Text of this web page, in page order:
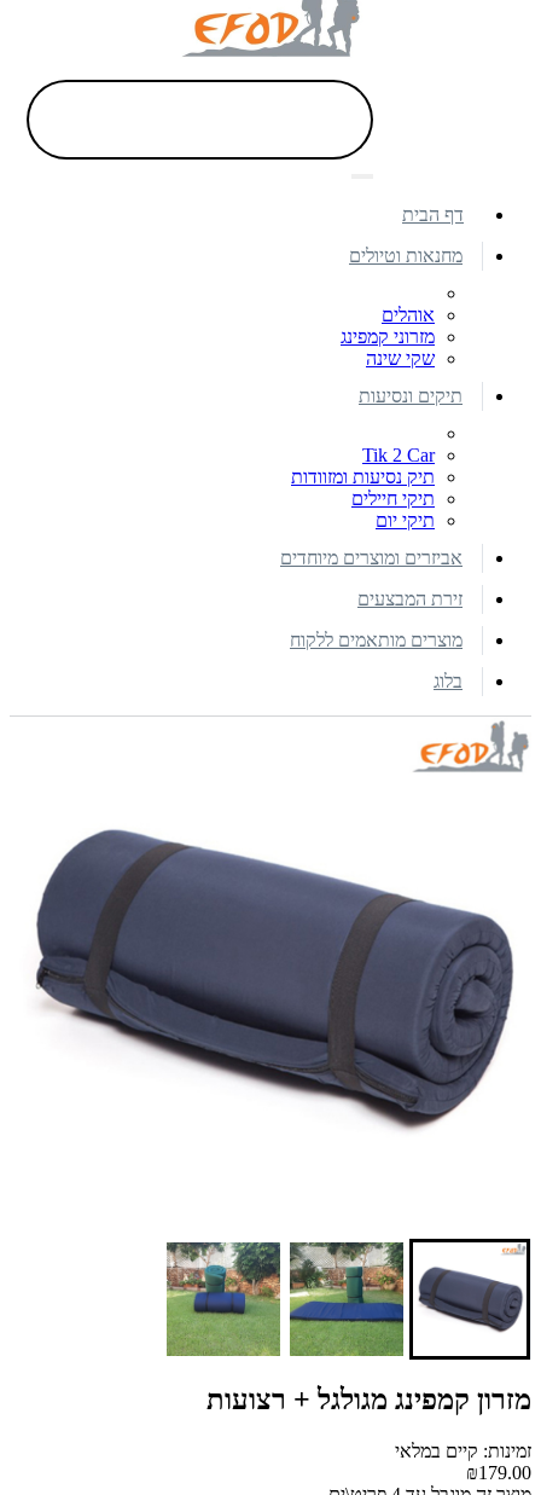
דף הבית
מחנאות וטיולים
אוהלים
מזרוני קמפינג
שקי שינה
תיקים ונסיעות
Tik 2 Car
תיק נסיעות ומזוודות
תיקי חיילים
תיקי יום
אביזרים ומוצרים מיוחדים
זירת המבצעים
מוצרים מותאמים ללקוח
בלוג
מזרון קמפינג מגולגל + רצועות
זמינות: קיים במלאי
₪179.00